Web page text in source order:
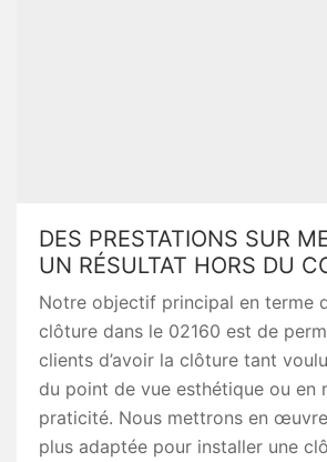
DES PRESTATIONS SUR
UN RÉSULTAT HORS DU
Notre objectif principal en terme
clôture dans le 02160 est de
clients d’avoir la clôture tant
du point de vue esthétique ou en
praticité. Nous mettrons en
plus adaptée pour installer une